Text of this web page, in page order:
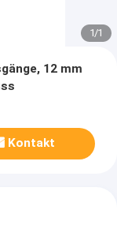
1/1
12 mm
Kontakt